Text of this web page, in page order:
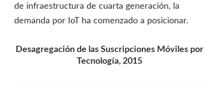
de infraestructura de cuarta generación, la
demanda por IoT ha comenzado a posicionar.
Desagregación de las Suscripciones Móviles por
Tecnología, 2015